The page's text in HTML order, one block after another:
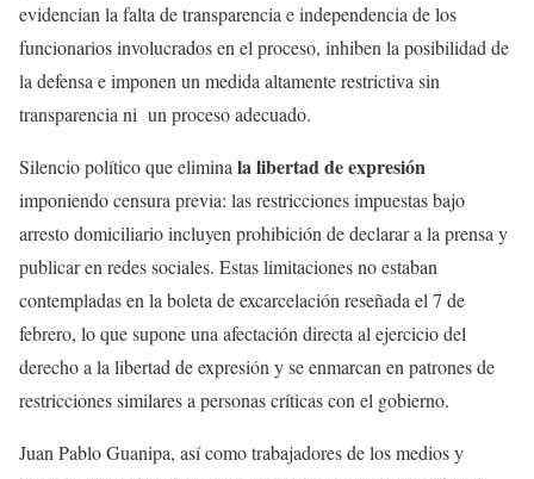
evidencian la falta de transparencia e independencia de los
funcionarios involucrados en el proceso, inhiben la posibilidad de
la defensa e imponen un medida altamente restrictiva sin
transparencia ni un proceso adecuado.
Silencio político que eliminala libertad de expresión
imponiendo censura previa: las restricciones impuestas bajo
arresto domiciliario incluyen prohibición de declarar a la prensa y
publicar en redes sociales. Estas limitaciones no estaban
contempladas en la boleta de excarcelación reseñada el 7 de
febrero, lo que supone una afectación directa al ejercicio del
derecho a la libertad de expresión y se enmarcan en patrones de
restricciones similares a personas críticas con el gobierno.
Juan Pablo Guanipa, así como trabajadores de los medios y